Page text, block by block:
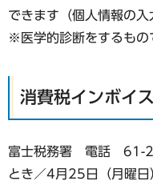
できます（個人情報の入
※医学的診断をするもの
消費税インボイ
富士税務署 電話 61-
とき／4月25日（月曜